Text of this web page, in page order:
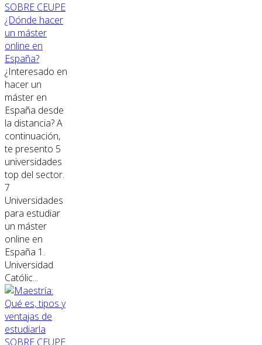
SOBRE CEUPE
¿Dónde hacer
un máster
online en
España?
¿Interesado en
hacer un
máster en
España desde
la distancia? A
continuación,
te presento 5
universidades
top del sector.
7
Universidades
para estudiar
un máster
online en
España 1.
Universidad
Católic...
SOBRE CEUPE